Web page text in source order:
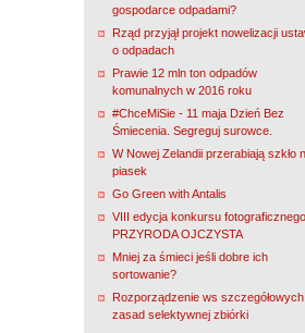
gospodarce odpadami?
Rząd przyjął projekt nowelizacji
o odpadach
Prawie 12 mln ton odpadów
komunalnych w 2016 roku
#ChceMiSie - 11 maja Dzień Bez
Śmiecenia. Segreguj surowce.
W Nowej Zelandii przerabiają szkło
piasek
Go Green with Antalis
VIII edycja konkursu fotograficznego
PRZYRODA OJCZYSTA
Mniej za śmieci jeśli dobre ich
sortowanie?
Rozporządzenie ws szczegółowych
zasad selektywnej zbiórki